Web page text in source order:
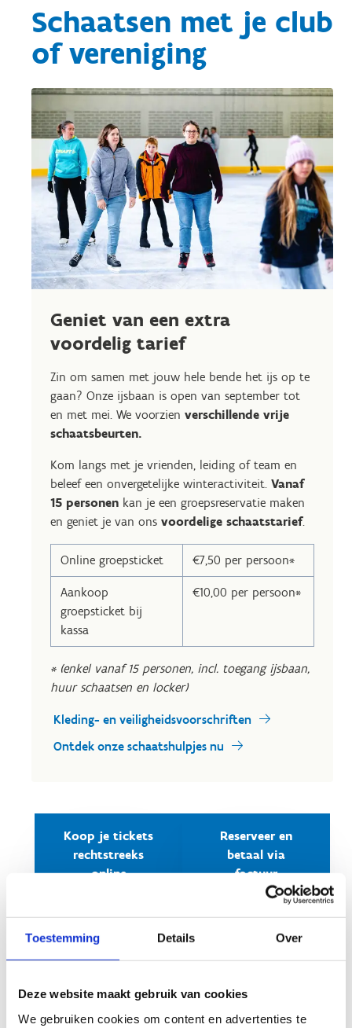
Toestemming Details Over
Deze website maakt gebruik van cookies
We gebruiken cookies om content en advertenties te
Schaatsen met je club
of vereniging
Geniet van een extra
voordelig tarief
Zin om samen met jouw hele bende het ijs op te
gaan? Onze ijsbaan is open van september tot
en met mei. We voorzien verschillende vrije
schaatsbeurten.
Kom langs met je vrienden, leiding of team en
beleef een onvergetelijke winteractiviteit. Vanaf
15 personen kan je een groepsreservatie maken
en geniet je van ons voordelige schaatstarief.
Online groepsticket €7,50 per persoon*
Aankoop
groepsticket bij
kassa
€10,00 per persoon*
* (enkel vanaf 15 personen, incl. toegang ijsbaan,
huur schaatsen en locker)
Kleding- en veiligheidsvoorschriften
Ontdek onze schaatshulpjes nu
Koop je tickets
rechtstreeks
online
Reserveer en
betaal via
factuur
Openingsuren
Op volgende dagen ben je welkom om vrij te
komen schaatsen: